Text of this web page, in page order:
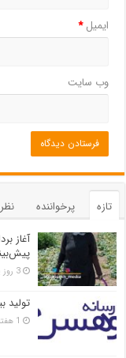
ایمیل*
وب‌ سایت
تازه پرخواننده
آغاز
پیش‌بینی
3 روز پیش
تولید بیش از ۳۰۰۰تن سیب
1 هفته پیش